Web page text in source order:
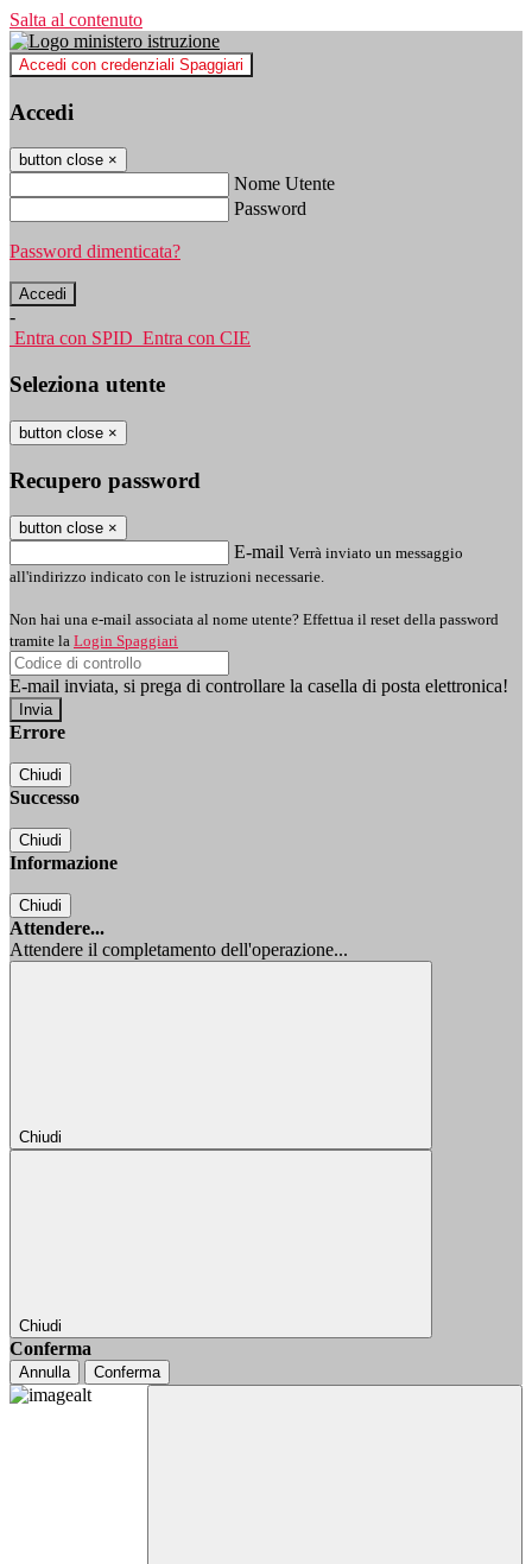
Salta al contenuto
Accedi con credenziali Spaggiari
Accedi
button close ×
Nome Utente
Password
Password dimenticata?
-
Entra con SPID Entra con CIE
Seleziona utente
button close ×
Recupero password
button close ×
E-mail Verrà inviato un messaggio
all'indirizzo indicato con le istruzioni necessarie.
Non hai una e-mail associata al nome utente? Effettua il reset della password
tramite la Login Spaggiari
E-mail inviata, si prega di controllare la casella di posta elettronica!
Errore
Chiudi
Successo
Chiudi
Informazione
Chiudi
Attendere...
Attendere il completamento dell'operazione...
Chiudi
Chiudi
Conferma
Annulla Conferma